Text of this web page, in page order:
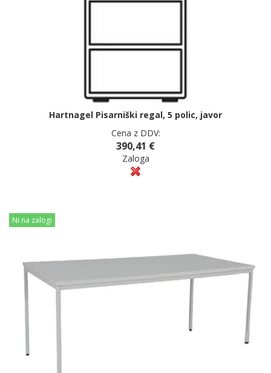
Hartnagel Pisarniški regal, 5 polic, javor
Cena z DDV:
390,41 €
Zaloga
Ni na zalogi